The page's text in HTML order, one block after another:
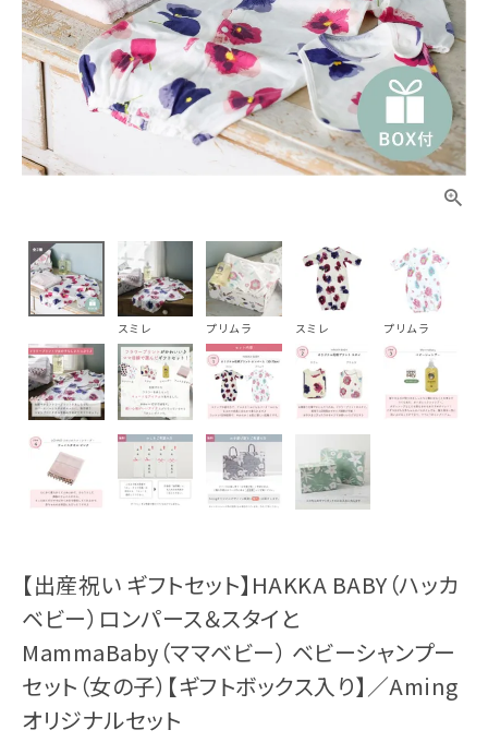
スミレ プリムラ スミレ プリムラ
【出産祝い ギフトセット】HAKKA BABY（ハッカ
ベビー）ロンパース＆スタイと
MammaBaby（ママベビー） ベビーシャンプー
セット（女の子）【ギフトボックス入り】／Aming
オリジナルセット